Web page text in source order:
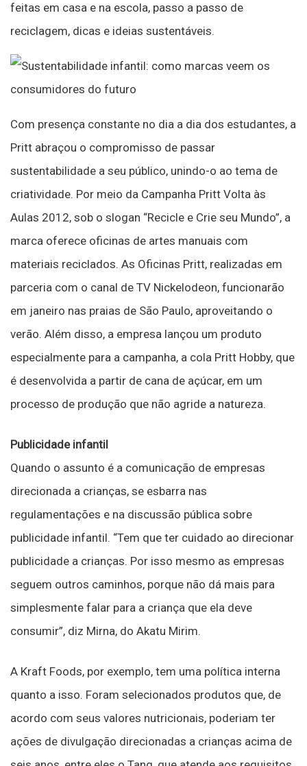
feitas em casa e na escola, passo a passo de
reciclagem, dicas e ideias sustentáveis.
Com presença constante no dia a dia dos estudantes, a
Pritt abraçou o compromisso de passar
sustentabilidade a seu público, unindo-o ao tema de
criatividade. Por meio da Campanha Pritt Volta às
Aulas 2012, sob o slogan “Recicle e Crie seu Mundo”, a
marca oferece oficinas de artes manuais com
materiais reciclados. As Oficinas Pritt, realizadas em
parceria com o canal de TV Nickelodeon, funcionarão
em janeiro nas praias de São Paulo, aproveitando o
verão. Além disso, a empresa lançou um produto
especialmente para a campanha, a cola Pritt Hobby, que
é desenvolvida a partir de cana de açúcar, em um
processo de produção que não agride a natureza.
Publicidade infantil
Quando o assunto é a comunicação de empresas
direcionada a crianças, se esbarra nas
regulamentações e na discussão pública sobre
publicidade infantil. “Tem que ter cuidado ao direcionar
publicidade a crianças. Por isso mesmo as empresas
seguem outros caminhos, porque não dá mais para
simplesmente falar para a criança que ela deve
consumir”, diz Mirna, do Akatu Mirim.
A Kraft Foods, por exemplo, tem uma política interna
quanto a isso. Foram selecionados produtos que, de
acordo com seus valores nutricionais, poderiam ter
ações de divulgação direcionadas a crianças acima de